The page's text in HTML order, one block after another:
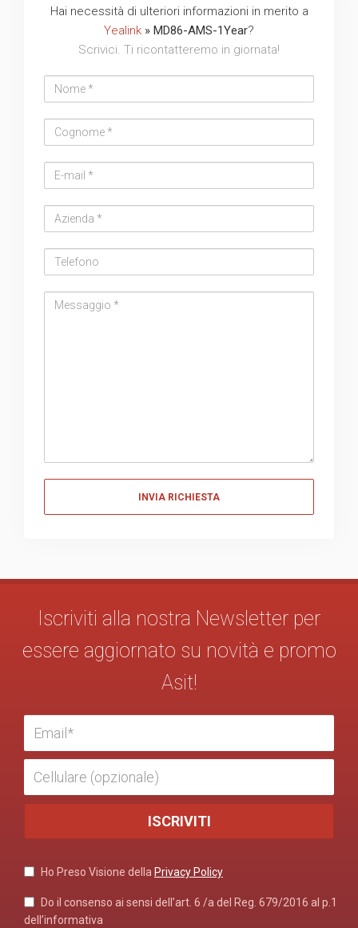
Hai necessità di ulteriori informazioni in merito a
Yealink » MD86-AMS-1Year?
Scrivici. Ti ricontatteremo in giornata!
address
Iscriviti alla nostra Newsletter per
essere aggiornato su novità e promo
Asit!
Ho Preso Visione della Privacy Policy
Do il consenso ai sensi dell’art. 6 /a del Reg. 679/2016 al p.1
dell’informativa